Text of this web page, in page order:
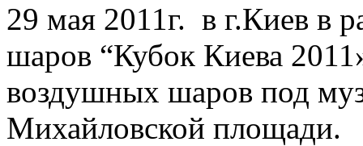
29 мая 2011г. в г.Киев в
шаров “Кубок Киева
воздушных шаров под
Михайловской площади.